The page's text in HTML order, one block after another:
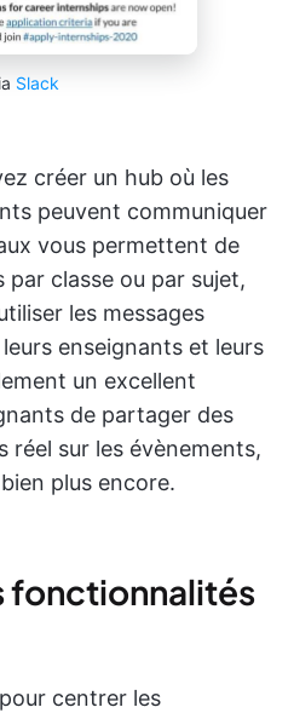
Slack
créer un hub où les
peuvent communiquer
vous permettent de
par classe ou par sujet,
les messages
enseignants et leurs
un excellent
de partager des
réel sur les évènements,
plus encore.
fonctionnalités
centrer les